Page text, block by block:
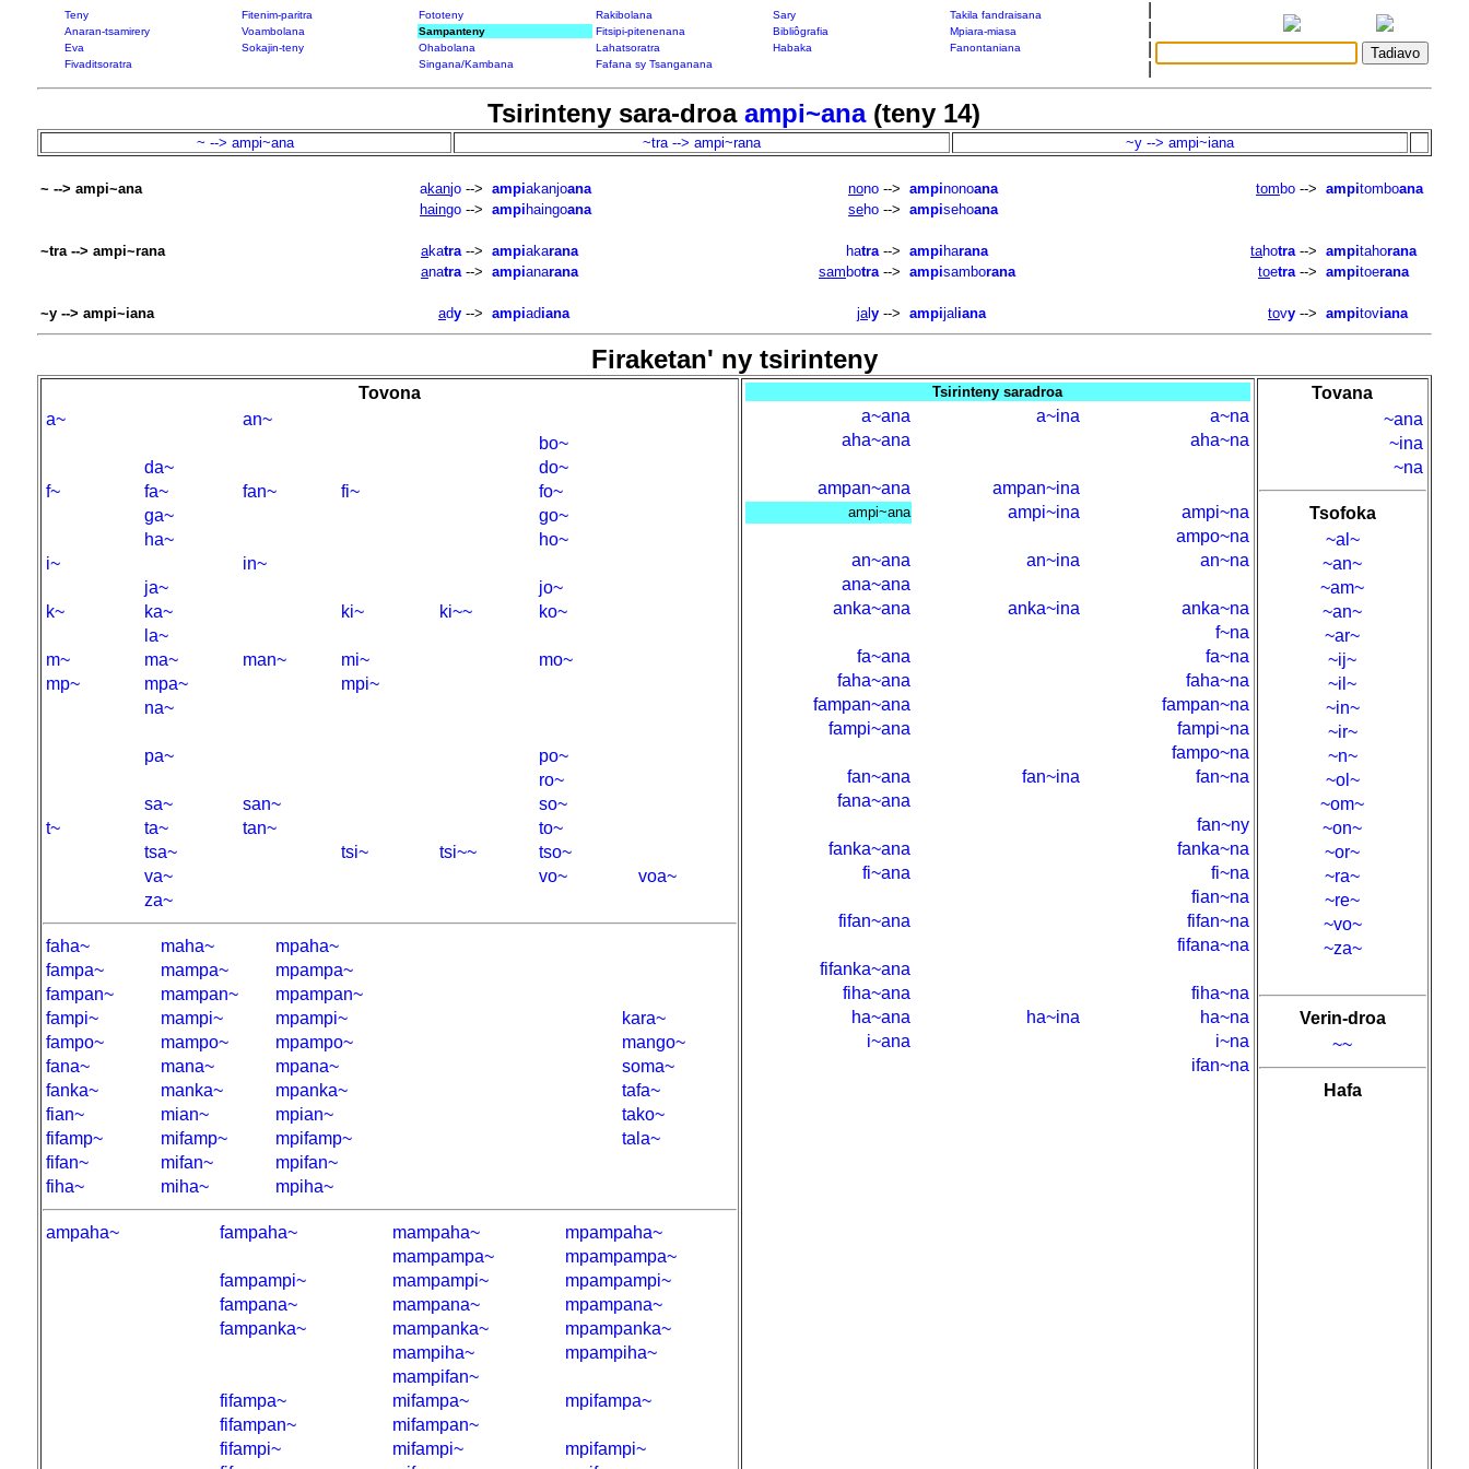
Teny Fitenim-paritra Fototeny Rakibolana Sary
Takila fandraisana
Anaran-tsamirery
Voambolana Sampanteny Fitsipi-pitenenana Bibliôgrafia
Mpiara-miasa
Eva
Sokajin-teny Ohabolana Lahatsoratra Habaka
Fanontaniana
Fivaditsoratra
Singana/Kambana Fafana sy Tsanganana
Tsirinteny sara-droaampi~ana(teny 14)
~ --> ampi~ana ~tra --> ampi~rana ~y --> ampi~iana
~ --> ampi~ana akanjo--> ampiakanjoana nono--> ampinonoana tom bo--> ampitomboana
haingo--> ampi haingoana seho--> ampisehoana
~tra --> ampi~rana akatra--> ampiakarana hatra--> ampi harana tahotra--> ampitahorana
anatra--> ampianarana sam botra--> ampisamborana toetra--> ampitoerana
~y --> ampi~iana ady--> ampiadiana jaly--> ampijaliana tovy--> ampitoviana
Firaketan' ny tsirinteny
Tovona
a~
an~
bo~
da~
do~
f~
fa~ fan~ fi~
fo~
ga~
go~
ha~
ho~
i~
in~
ja~
jo~
k~
ka~ ki~ ki~~
ko~
la~
m~
ma~ man~ mi~
mo~
mp~
mpa~
mpi~
na~
pa~
po~
ro~
sa~
san~
so~
t~
ta~ tan~
to~
tsa~
tsi~ tsi~~
tso~
va~
vo~
voa~
za~
faha~ maha~
mpaha~
fampa~
mampa~
mpampa~
fampan~
mampan~
mpampan~
fampi~
mampi~ mpampi~
kara~
fampo~
mampo~ mpampo~
mango~
fana~
mana~ mpana~
soma~
fanka~
manka~ mpanka~
tafa~
fian~
mian~ mpian~
tako~
fifamp~
mifamp~ mpifamp~
tala~
fifan~
mifan~
mpifan~
fiha~
miha~ mpiha~
ampaha~ fampaha~ mampaha~
mpampaha~
mampampa~
mpampampa~
fampampi~
mampampi~
mpampampi~
fampana~
mampana~
mpampana~
fampanka~
mampanka~
mpampanka~
mampiha~
mpampiha~
mampifan~
fifampa~
mifampa~
mpifampa~
fifampan~
mifampan~
fifampi~
mifampi~
mpifampi~
Tsirinteny saradroa
a~ana a~ina
a~na
aha~ana
aha~na
ampan~ana ampan~ina
ampi~ana ampi~ina
ampi~na
ampo~na
an~ana
an~ina
an~na
ana~ana
anka~ana
anka~ina
anka~na
f~na
fa~ana
fa~na
faha~ana
faha~na
fampan~ana
fampan~na
fampi~ana
fampi~na
fampo~na
fan~ana
fan~ina
fan~na
fana~ana
fan~ny
fanka~ana
fanka~na
fi~ana
fi~na
fian~na
fifan~ana
fifan~na
fifana~na
fifanka~ana
fiha~ana
fiha~na
ha~ana
ha~ina
ha~na
i~ana
i~na
ifan~na
Tovana
~ana
~ina
~na
Tsofoka
~al~
~an~
~am~
~an~
~ar~
~ij~
~il~
~in~
~ir~
~n~
~ol~
~om~
~on~
~or~
~ra~
~re~
~vo~
~za~
Verin-droa
~~
Hafa